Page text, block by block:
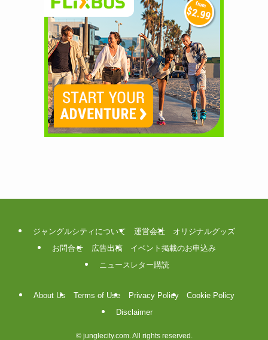
ジャングルシティについて 運営会社
オリジナルグッズ
お問合せ
広告出稿
イベント掲載のお申込み
ニュースレター購読
About Us Terms of Use Privacy Policy
Cookie Policy
Disclaimer
©junglecity.com. All rights reserved.